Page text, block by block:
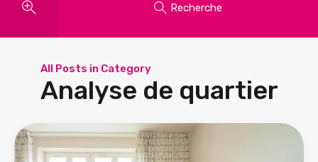
Recherche
All Posts in Category
Analyse de quartier